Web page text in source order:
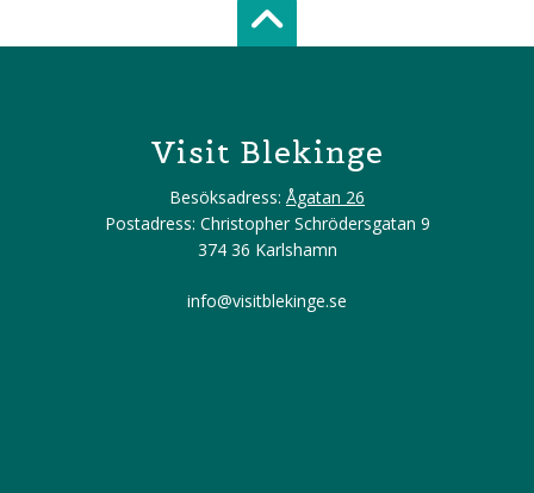
Scroll top of
Visit Blekinge
Besöksadress: Ågatan 26
Postadress: Christopher Schrödersgatan 9
374 36 Karlshamn
info@visitblekinge.se